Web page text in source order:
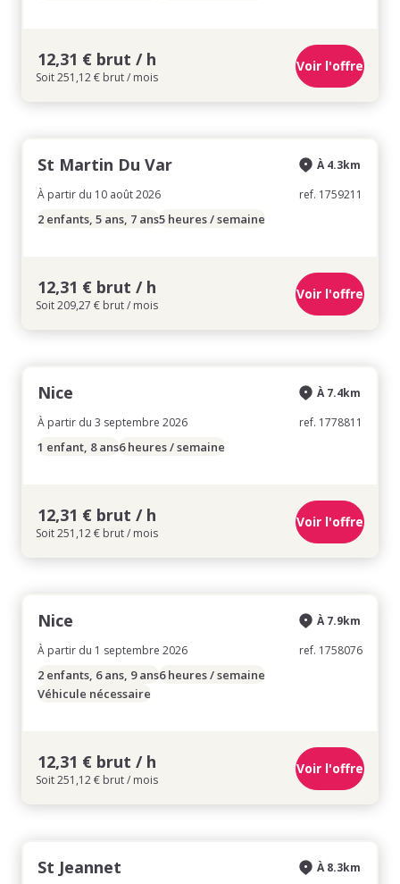
12,31 € brut / h
Soit 251,12 € brut / mois
Voir l'offre
St Martin Du Var
À partir du 10 août 2026
À 4.3km
ref. 1759211
2 enfants, 5 ans, 7 ans5 heures / semaine
12,31 € brut / h
Soit 209,27 € brut / mois
Voir l'offre
Nice
À partir du 3 septembre 2026
À 7.4km
ref. 1778811
1 enfant, 8 ans6 heures / semaine
12,31 € brut / h
Soit 251,12 € brut / mois
Voir l'offre
Nice
À partir du 1 septembre 2026
À 7.9km
ref. 1758076
2 enfants, 6 ans, 9 ans6 heures / semaine
Véhicule nécessaire
12,31 € brut / h
Soit 251,12 € brut / mois
Voir l'offre
St Jeannet À 8.3km